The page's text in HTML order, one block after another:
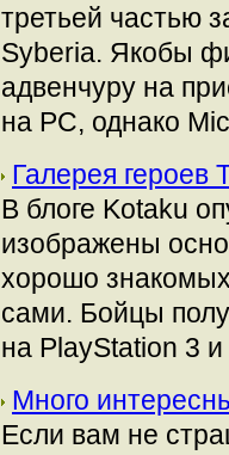
третьей частью
Syberia. Якобы
адвенчуру на
на PC, однако
Галерея героев
В блоге Kotaku
изображены
хорошо
сами. Бойцы
на PlayStation 3
Много
Если вам не